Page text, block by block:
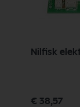
Nilfisk
€ 38,57